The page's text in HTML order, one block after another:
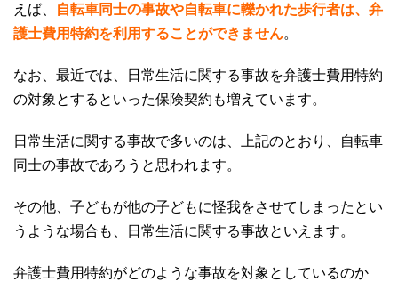
えば、
自転車同士の事故や自転車に轢かれた歩行者は、弁
護士費用特約を利用することができません。
なお、最近では、日常生活に関する事故を弁護士費用特約
の対象とするといった保険契約も増えています。
日常生活に関する事故で多いのは、上記のとおり、自転車
同士の事故であろうと思われます。
その他、子どもが他の子どもに怪我をさせてしまったとい
うような場合も、日常生活に関する事故といえます。
弁護士費用特約がどのような事故を対象としているのか